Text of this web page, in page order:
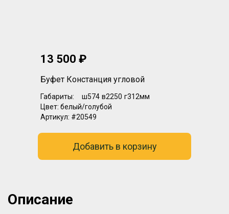
13 500 ₽
Буфет Констанция угловой
Габариты: ш574 в2250 г312мм
Цвет: белый/голубой
Артикул: #20549
Добавить в корзину
Описание